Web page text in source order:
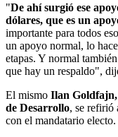
"De ahí surgió ese
dólares, que es un
importante para todos
un apoyo normal, lo
etapas. Y normal
que hay un respaldo",
El mismo Ilan
de Desarrollo, se refirió
con el mandatario electo.